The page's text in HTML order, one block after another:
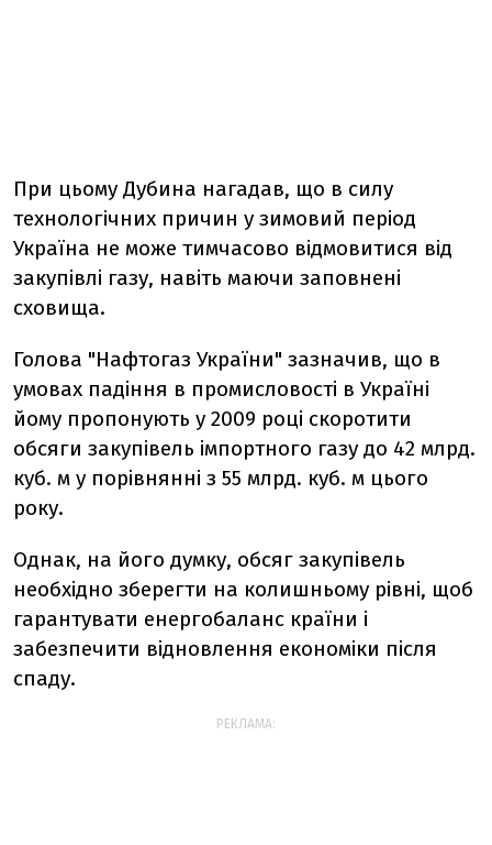
При цьому Дубина нагадав, що в силу
технологічних причин у зимовий період
Україна не може тимчасово відмовитися від
закупівлі газу, навіть маючи заповнені
сховища.
Голова "Нафтогаз України" зазначив, що в
умовах падіння в промисловості в Україні
йому пропонують у 2009 році скоротити
обсяги закупівель імпортного газу до 42 млрд.
куб. м у порівнянні з 55 млрд. куб. м цього
року.
Однак, на його думку, обсяг закупівель
необхідно зберегти на колишньому рівні, щоб
гарантувати енергобаланс країни і
забезпечити відновлення економіки після
спаду.
РЕКЛАМА: